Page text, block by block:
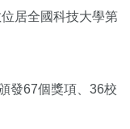
居全國科技大學第
發67個獎項、36校